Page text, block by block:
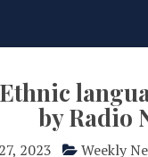
by Radio
2023 Weekly